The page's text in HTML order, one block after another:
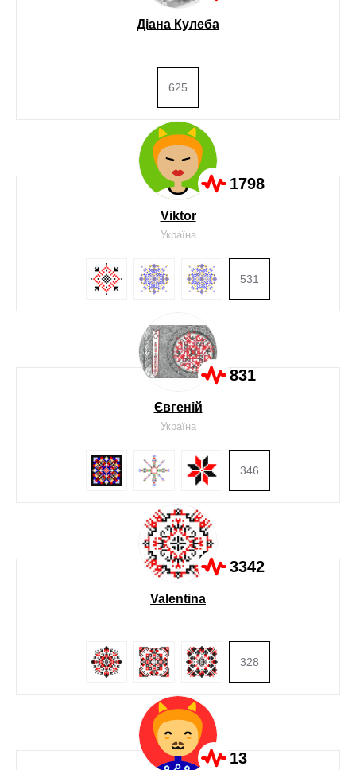
Діана Кулеба
625
1798
Viktor
Україна
531
831
Євгеній
Україна
346
3342
Valentina
328
13